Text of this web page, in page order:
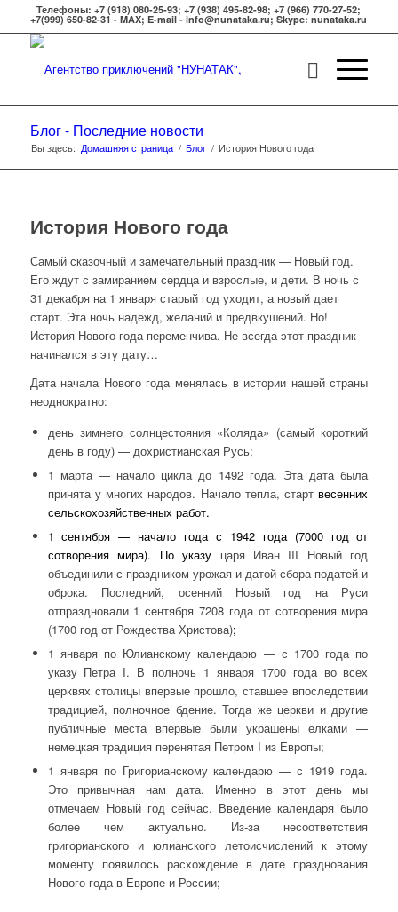
Телефоны: +7 (918) 080-25-93; +7 (938) 495-82-98; +7 (966) 770-27-52;
+7(999) 650-82-31 - MAX; E-mail - info@nunataka.ru; Skype: nunataka.ru
Блог - Последние новости
Вы здесь: Домашняя страница / Блог / История Нового года
История Нового года
Самый сказочный и замечательный праздник — Новый год.
Его ждут с замиранием сердца и взрослые, и дети. В ночь с
31 декабря на 1 января старый год уходит, а новый дает
старт. Эта ночь надежд, желаний и предвкушений. Но!
История Нового года переменчива. Не всегда этот праздник
начинался в эту дату…
Дата начала Нового года менялась в истории нашей страны
неоднократно:
день зимнего солнцестояния «Коляда» (самый короткий
день в году) — дохристианская Русь;
1 марта — начало цикла до 1492 года. Эта дата была
принята у многих народов. Начало тепла, стартвесенних
сельскохозяйственных работ.
1 сентября — начало года с 1942 года (7000 год от
сотворения мира). По указу царя Иван III Новый год
объединили с праздником урожая и датой сбора податей и
оброка. Последний, осенний Новый год на Руси
отпраздновали 1 сентября 7208 года от сотворения мира
(1700 год от Рождества Христова);
1 января по Юлианскому календарю — с 1700 года по
указу Петра I. В полночь 1 января 1700 года во всех
церквях столицы впервые прошло, ставшее впоследствии
традицией, полночное бдение. Тогда же церкви и другие
публичные места впервые были украшены елками —
немецкая традиция перенятая Петром I из Европы;
1 января по Григорианскому календарю — с 1919 года.
Это привычная нам дата. Именно в этот день мы
отмечаем Новый год сейчас. Введение календаря было
более чем актуально. Из-за несоответствия
григорианского и юлианского летоисчислений к этому
моменту появилось расхождение в дате празднования
Нового года в Европе и России;